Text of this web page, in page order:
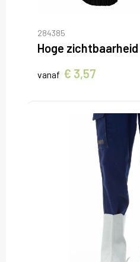
284385
Hoge
vanaf € 3,57